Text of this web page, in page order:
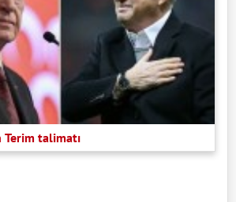
talimatı